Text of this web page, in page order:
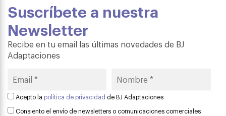
Suscríbete a nuestra
Newsletter
Recibe en tu email las últimas novedades de BJ
Adaptaciones
Acepto la política de privacidad de BJ Adaptaciones
Consiento el envío de newsletters o comunicaciones comerciales